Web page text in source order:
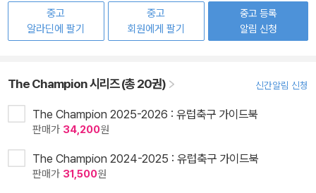
중고
알라딘에 팔기
중고
회원에게 팔기
중고 등록
알림 신청
The Champion 시리즈 (총 20권) 신간알림 신청
The Champion 2025-2026 : 유럽축구 가이드북
판매가 34,200원
The Champion 2024-2025 : 유럽축구 가이드북
판매가 31,500원